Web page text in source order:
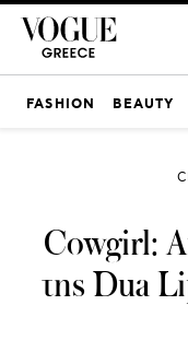
FASHION BEAUTY
Cowgirl:
της Dua